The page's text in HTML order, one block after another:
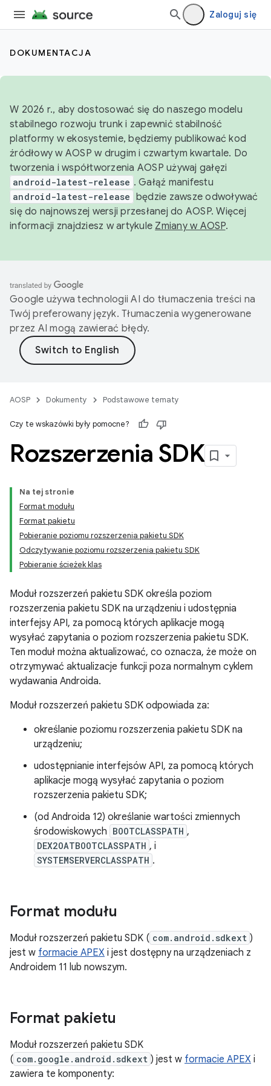
Zaloguj się
DOKUMENTACJA
W 2026 r., aby dostosować się do naszego modelu
stabilnego rozwoju trunk i zapewnić stabilność
platformy w ekosystemie, będziemy publikować kod
źródłowy w AOSP w drugim i czwartym kwartale. Do
tworzenia i współtworzenia AOSP używaj gałęzi
android-latest-release . Gałąź manifestu
android-latest-release będzie zawsze odwoływać
się do najnowszej wersji przesłanej do AOSP. Więcej
informacji znajdziesz w artykule Zmiany w AOSP.
Google używa technologii AI do tłumaczenia treści na
Twój preferowany język. Tłumaczenia wygenerowane
przez AI mogą zawierać błędy.
AOSP Dokumenty Podstawowe tematy
Czy te wskazówki były pomocne?
Rozszerzenia SDK
Na tej stronie
Format modułu
Format pakietu
Pobieranie poziomu rozszerzenia pakietu SDK
Odczytywanie poziomu rozszerzenia pakietu SDK
Pobieranie ścieżek klas
Moduł rozszerzeń pakietu SDK określa poziom
rozszerzenia pakietu SDK na urządzeniu i udostępnia
interfejsy API, za pomocą których aplikacje mogą
wysyłać zapytania o poziom rozszerzenia pakietu SDK.
Ten moduł można aktualizować, co oznacza, że może on
otrzymywać aktualizacje funkcji poza normalnym cyklem
wydawania Androida.
Moduł rozszerzeń pakietu SDK odpowiada za:
określanie poziomu rozszerzenia pakietu SDK na
urządzeniu;
udostępnianie interfejsów API, za pomocą których
aplikacje mogą wysyłać zapytania o poziom
rozszerzenia pakietu SDK;
(od Androida 12) określanie wartości zmiennych
środowiskowych BOOTCLASSPATH ,
DEX2OATBOOTCLASSPATH , i
SYSTEMSERVERCLASSPATH .
Format modułu
Moduł rozszerzeń pakietu SDK ( com.android.sdkext )
jest w formacie APEX i jest dostępny na urządzeniach z
Androidem 11 lub nowszym.
Format pakietu
Moduł rozszerzeń pakietu SDK
( com.google.android.sdkext ) jest w formacie APEX i
zawiera te komponenty: